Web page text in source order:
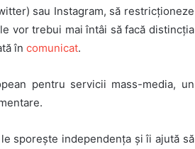
sau Instagram, să restricționeze
vor trebui mai întâi să facă distincția
în comunicat.
pentru servicii mass-media, un
sporește independența și îi ajută să